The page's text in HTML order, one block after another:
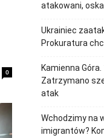
0
atakowani,
Ukrainiec
Prokuratura
Kamienna
Zatrzymano
atak
Wchodzimy na
imigrantów?